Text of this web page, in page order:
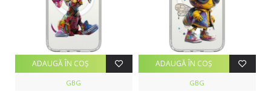
GBG
ADAUGĂ ÎN COŞ
GBG
ADAUGĂ ÎN COŞ